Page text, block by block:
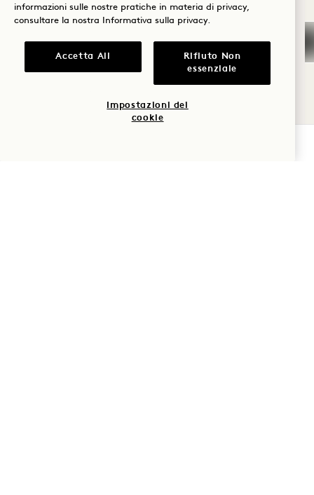
Lunedì - Domenica Golf
Tempo in
informazioni sulle nostre pratiche in materia di privacy,
consultare la nostra
Informativa sulla privacy.
Accetta All
Rifiuto Non
essenziale
Impostazioni dei
cookie